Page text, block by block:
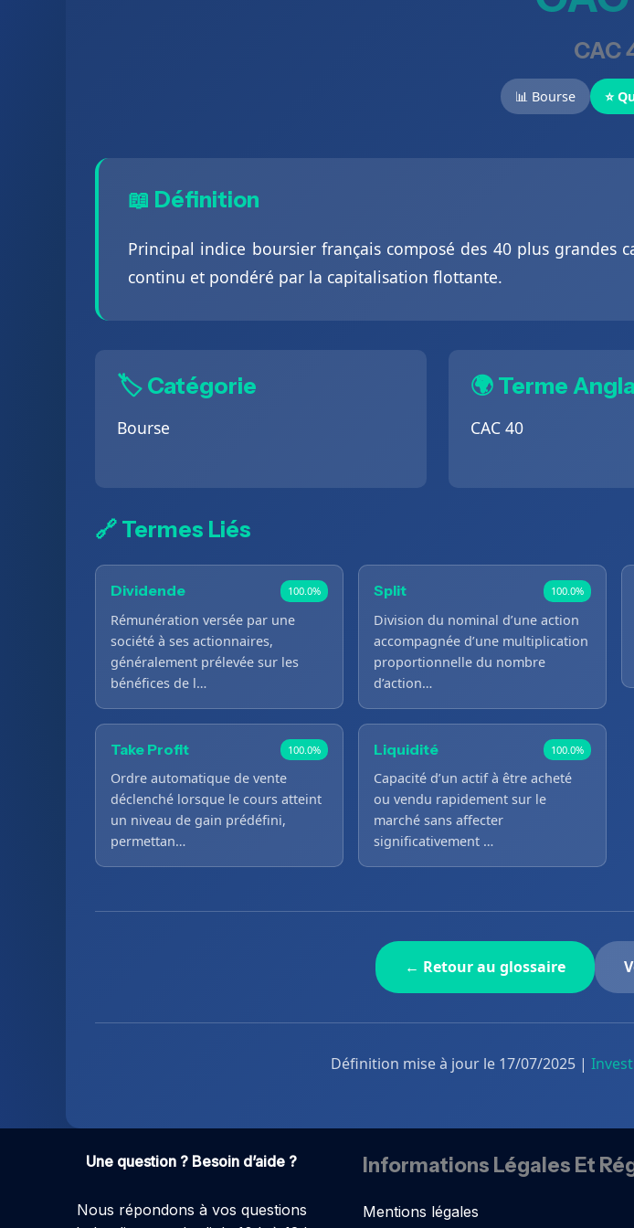
CAC
📊 Bourse ⭐
📖 Définition
Principal indice boursier français composé des 40 plus grandes
continu et pondéré par la capitalisation flottante.
🏷️ Catégorie
Bourse
🌍 Terme
CAC 40
🔗 Termes Liés
Dividende 100.0%
Rémunération versée par une
société à ses actionnaires,
généralement prélevée sur les
bénéfices de l…
Split 100.0%
Division du nominal d’une action
accompagnée d’une multiplication
proportionnelle du nombre
d’action…
Take Profit 100.0%
Ordre automatique de vente
déclenché lorsque le cours atteint
un niveau de gain prédéfini,
permettan…
Liquidité 100.0%
Capacité d’un actif à être acheté
ou vendu rapidement sur le
marché sans affecter
significativement …
← Retour au glossaire
Définition mise à jour le 17/07/2025 |
Une question ? Besoin d’aide ?
Nous répondons à vos questions
Informations Légales Et
Mentions légales